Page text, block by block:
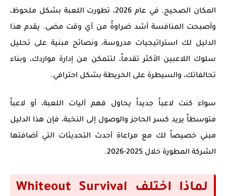
المكان الصحيح. في عام 2026، تطورت اللعبة بشكل ملحوظ،
وأصبحت المنافسة أشد ضراوةً من أي وقت مضى. يقدم هذا
الدليل لك استراتيجيات مدروسة، ونصائح مبنية على تحليل
سلوك اللاعبين الأكثر تقدماً، لتتمكن من إدارة مواردك، وبناء
تحالفاتك، والسيطرة على الخريطة بشكل احترافي.
سواء كنت لاعباً جديداً يحاول فهم آليات اللعبة، أو لاعباً
متوسطاً يريد كسر الحاجز والوصول إلى النخبة، فإن هذا الدليل
مبني خصيصاً لك مع مراعاة أحدث التحديثات التي أضافتها
الشركة المطورة خلال 2025-2026.
لماذا اختلف Whiteout Survival